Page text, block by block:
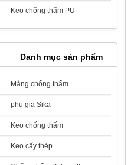
Giá: Liên hệ
Chống Thấm Hai Thành Phần -
Keo chống thấm PU
Danh mục sản phẩm
Màng chống thấm
phụ gia Sika
Keo chống thấm
Keo cấy thép